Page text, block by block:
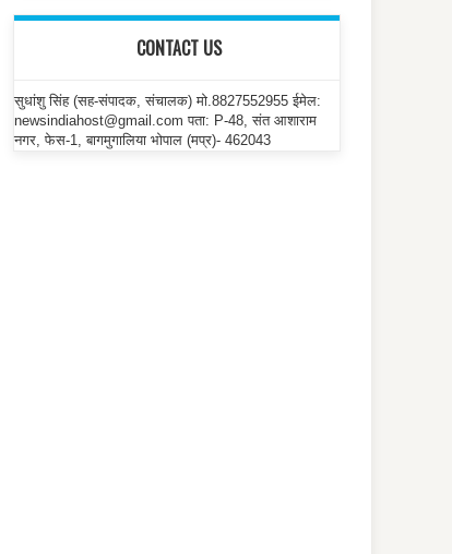
CONTACT US
सुधांशु सिंह (सह-संपादक, संचालक) मो.8827552955 ईमेल:
newsindiahost@gmail.com पता: P-48, संत आशाराम
नगर, फेस-1, बागमुगालिया भोपाल (मप्र)- 462043